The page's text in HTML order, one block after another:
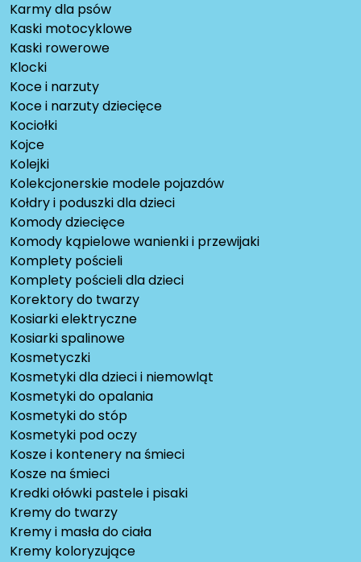
Karmy dla psów
Kaski motocyklowe
Kaski rowerowe
Klocki
Koce i narzuty
Koce i narzuty dziecięce
Kociołki
Kojce
Kolejki
Kolekcjonerskie modele pojazdów
Kołdry i poduszki dla dzieci
Komody dziecięce
Komody kąpielowe wanienki i przewijaki
Komplety pościeli
Komplety pościeli dla dzieci
Korektory do twarzy
Kosiarki elektryczne
Kosiarki spalinowe
Kosmetyczki
Kosmetyki dla dzieci i niemowląt
Kosmetyki do opalania
Kosmetyki do stóp
Kosmetyki pod oczy
Kosze i kontenery na śmieci
Kosze na śmieci
Kredki ołówki pastele i pisaki
Kremy do twarzy
Kremy i masła do ciała
Kremy koloryzujące